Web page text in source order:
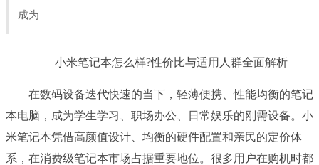
成为
小米笔记本怎么样?性价比与适用人群全面解析
在数码设备迭代快速的当下，轻薄便携、性能均衡的笔记
本电脑，成为学生学习、职场办公、日常娱乐的刚需设备。小
米笔记本凭借高颜值设计、均衡的硬件配置和亲民的定价体
系，在消费级笔记本市场占据重要地位。很多用户在购机时都